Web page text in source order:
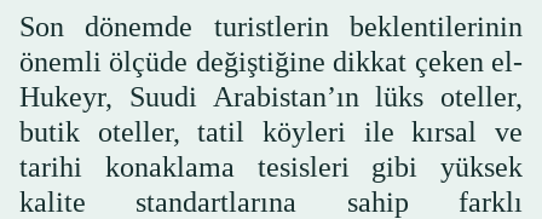
Son dönemde turistlerin beklentilerinin
önemli ölçüde değiştiğine dikkat çeken el-
Hukeyr, Suudi Arabistan’ın lüks oteller,
butik oteller, tatil köyleri ile kırsal ve
tarihi konaklama tesisleri gibi yüksek
kalite standartlarına sahip farklı